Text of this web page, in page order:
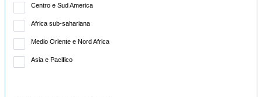
Centro e Sud America
Africa sub-sahariana
Medio Oriente e Nord Africa
Asia e Pacifico